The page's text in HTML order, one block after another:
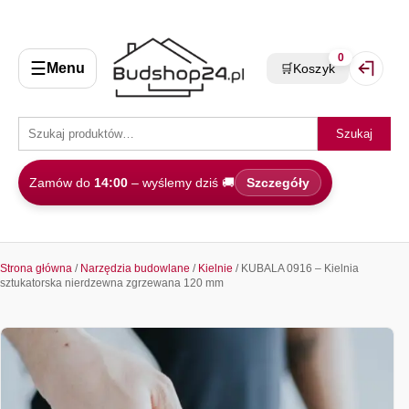
☰ Menu
Szukaj
Zamów do 14:00 – wyślemy dziś 🚚 Szczegóły
🛒Koszyk
0
Strona główna / Narzędzia budowlane / Kielnie / KUBALA 0916 – Kielnia
sztukatorska nierdzewna zgrzewana 120 mm